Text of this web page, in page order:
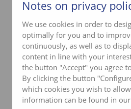
Kontakt lbu
Telefon033 227 57 31
info@lbu.ch
Kontaktformular
Notes on privacy
We use cookies in order to
optimally for you and to
continuously, as well as to
content in line with your
the button "Accept" you agree
By clicking the button
which cookies you wish to
information can be found in our